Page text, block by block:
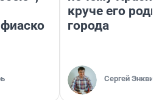
круче его
города
Сергей Энквист